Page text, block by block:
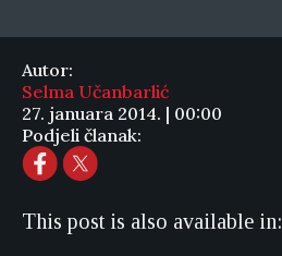
Autor:
Selma Učanbarlić
27. januara 2014. | 00:00
Podjeli članak:
This post is also available in: